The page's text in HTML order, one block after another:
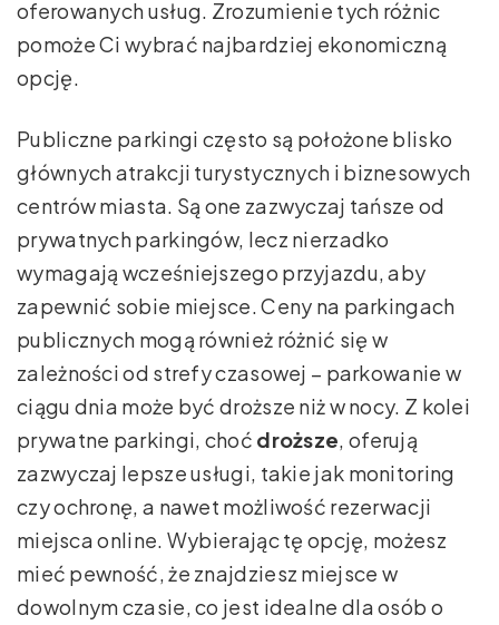
oferowanych usług. Zrozumienie tych różnic
pomoże Ci wybrać najbardziej ekonomiczną
opcję.
Publiczne parkingi często są położone blisko
głównych atrakcji turystycznych i biznesowych
centrów miasta. Są one zazwyczaj tańsze od
prywatnych parkingów, lecz nierzadko
wymagają wcześniejszego przyjazdu, aby
zapewnić sobie miejsce. Ceny na parkingach
publicznych mogą również różnić się w
zależności od strefy czasowej – parkowanie w
ciągu dnia może być droższe niż w nocy. Z kolei
prywatne parkingi, choć droższe, oferują
zazwyczaj lepsze usługi, takie jak monitoring
czy ochronę, a nawet możliwość rezerwacji
miejsca online. Wybierając tę opcję, możesz
mieć pewność, że znajdziesz miejsce w
dowolnym czasie, co jest idealne dla osób o